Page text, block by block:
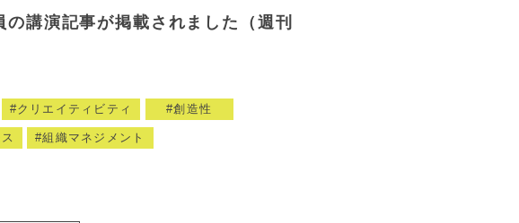
の講演記事が掲載されました（週刊
クリエイティビティ 創造性
組織マネジメント